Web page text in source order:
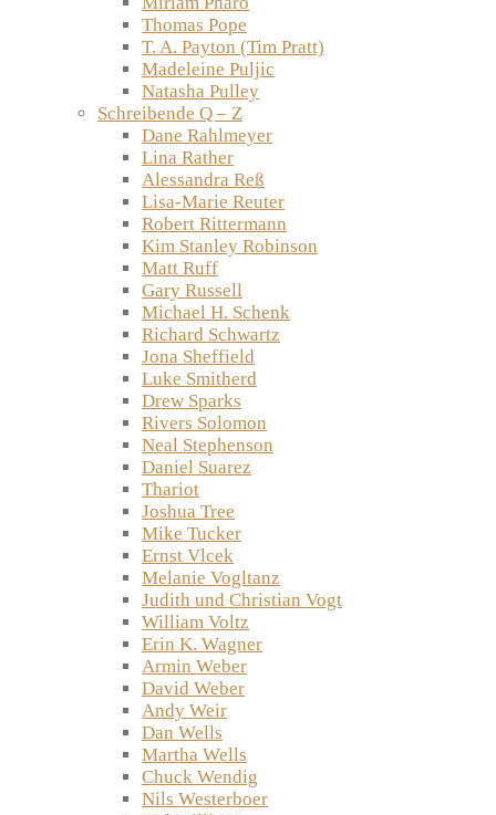
Thomas Pope
T. A. Payton (Tim Pratt)
Madeleine Puljic
Natasha Pulley
Schreibende Q – Z
Dane Rahlmeyer
Lina Rather
Alessandra Reß
Lisa-Marie Reuter
Robert Rittermann
Kim Stanley Robinson
Matt Ruff
Gary Russell
Michael H. Schenk
Richard Schwartz
Jona Sheffield
Luke Smitherd
Drew Sparks
Rivers Solomon
Neal Stephenson
Daniel Suarez
Thariot
Joshua Tree
Mike Tucker
Ernst Vlcek
Melanie Vogltanz
Judith und Christian Vogt
William Voltz
Erin K. Wagner
Armin Weber
David Weber
Andy Weir
Dan Wells
Martha Wells
Chuck Wendig
Nils Westerboer